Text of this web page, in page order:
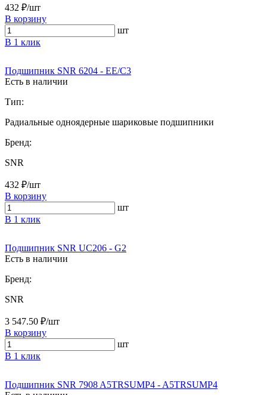
432 ₽/шт
В корзину
шт
В 1 клик
Подшипник SNR 6204 - EE/C3
Есть в наличии
Тип:
Радиальные одноядерные шариковые подшипники
Бренд:
SNR
432 ₽/шт
В корзину
шт
В 1 клик
Подшипник SNR UC206 - G2
Есть в наличии
Бренд:
SNR
3 547.50 ₽/шт
В корзину
шт
В 1 клик
Подшипник SNR 7908 A5TRSUMP4 - A5TRSUMP4